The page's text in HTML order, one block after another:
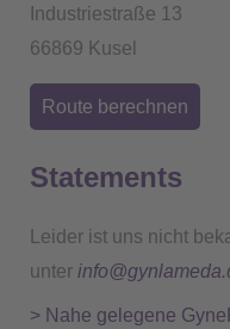
Industriestraße 13
66869 Kusel
Route berechnen
Statements
Leider ist uns nicht
unter
> Nahe gelegene